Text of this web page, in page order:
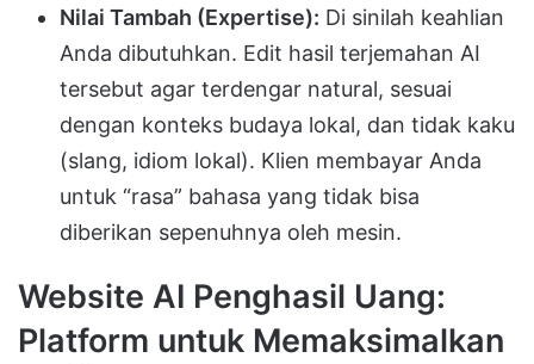
Nilai Tambah (Expertise): Di sinilah keahlian
Anda dibutuhkan. Edit hasil terjemahan AI
tersebut agar terdengar natural, sesuai
dengan konteks budaya lokal, dan tidak kaku
(slang, idiom lokal). Klien membayar Anda
untuk “rasa” bahasa yang tidak bisa
diberikan sepenuhnya oleh mesin.
Website AI Penghasil Uang:
Platform untuk Memaksimalkan